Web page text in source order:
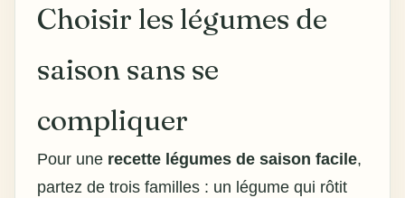
Choisir les légumes de
saison sans se
compliquer
Pour une recette légumes de saison facile,
partez de trois familles : un légume qui rôtit